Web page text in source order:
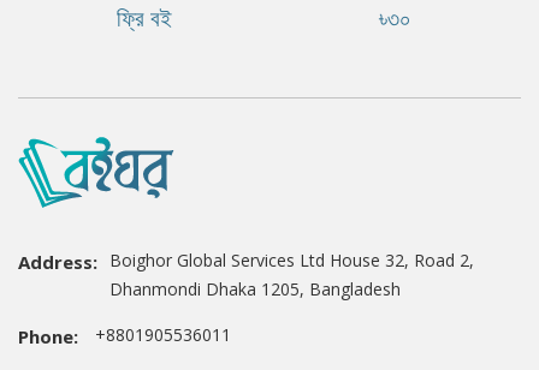
ফ্রি বই ৳৩০
Address: Boighor Global Services Ltd House 32, Road 2,
Dhanmondi Dhaka 1205, Bangladesh
Phone: +8801905536011